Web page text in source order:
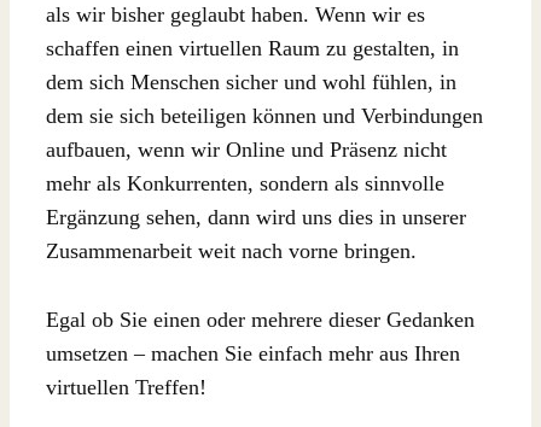
als wir bisher geglaubt haben. Wenn wir es
schaffen einen virtuellen Raum zu gestalten, in
dem sich Menschen sicher und wohl fühlen, in
dem sie sich beteiligen können und Verbindungen
aufbauen, wenn wir Online und Präsenz nicht
mehr als Konkurrenten, sondern als sinnvolle
Ergänzung sehen, dann wird uns dies in unserer
Zusammenarbeit weit nach vorne bringen.
Egal ob Sie einen oder mehrere dieser Gedanken
umsetzen – machen Sie einfach mehr aus Ihren
virtuellen Treffen!